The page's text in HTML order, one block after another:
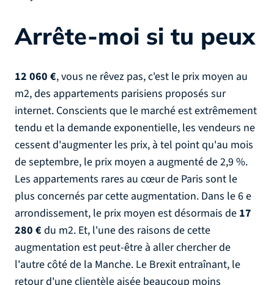
Arrête-moi si tu peux
12 060 €, vous ne rêvez pas, c'est le prix moyen au
m2, des appartements parisiens proposés sur
internet. Conscients que le marché est extrêmement
tendu et la demande exponentielle, les vendeurs ne
cessent d'augmenter les prix, à tel point qu'au mois
de septembre, le prix moyen a augmenté de 2,9 %.
Les appartements rares au cœur de Paris sont le
plus concernés par cette augmentation. Dans le 6 e
arrondissement, le prix moyen est désormais de 17
280 € du m2. Et, l'une des raisons de cette
augmentation est peut-être à aller chercher de
l'autre côté de la Manche. Le Brexit entraînant, le
retour d'une clientèle aisée beaucoup moins